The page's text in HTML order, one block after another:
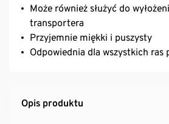
Może również służyć do
transportera
Przyjemnie miękki i puszysty
Odpowiednia dla wszystkich ras
Opis produktu